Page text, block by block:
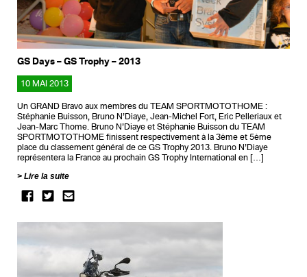
GS Days – GS Trophy – 2013
10 MAI 2013
Un GRAND Bravo aux membres du TEAM SPORTMOTOTHOME :
Stéphanie Buisson, Bruno N’Diaye, Jean-Michel Fort, Eric Pelleriaux et
Jean-Marc Thome. Bruno N’Diaye et Stéphanie Buisson du TEAM
SPORTMOTOTHOME finissent respectivement à la 3ème et 5ème
place du classement général de ce GS Trophy 2013. Bruno N’Diaye
représentera la France au prochain GS Trophy International en […]
Lire la suite